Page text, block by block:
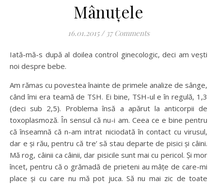
Mânuțele
16.01.2015 / 37 Comments
Iată-mă-s după al doilea control ginecologic, deci am vești
noi despre bebe.
Am rămas cu povestea înainte de primele analize de sânge,
când îmi era teamă de TSH. Ei bine, TSH-ul e în regulă, 1,3
(deci sub 2,5). Problema însă a apărut la anticorpii de
toxoplasmoză. În sensul că nu-i am. Ceea ce e bine pentru
că înseamnă că n-am intrat niciodată în contact cu virusul,
dar e și rău, pentru că tre’ să stau departe de pisici și câini.
Mă rog, câinii ca câinii, dar pisicile sunt mai cu pericol. Și mor
încet, pentru că o grămadă de prieteni au mâțe de care-mi
place și cu care nu mă pot juca. Să nu mai zic de toate